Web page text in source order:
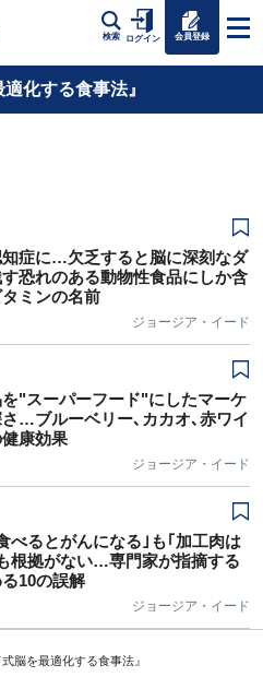
検索 ログイン 会員登録
化する食事法』
症に…欠乏すると脳に深刻なダ
恐れのある動物性食品にしか含
ミンの名前
ジョージア・イード
"スーパーフード"にしたマーケ
…ブルーベリー､カカオ､赤ワイ
康効果
ジョージア・イード
べるとがんになる｣も｢加工肉は
根拠がない…専門家が指摘する
10の誤解
ジョージア・イード
式脳を最適化する食事法』